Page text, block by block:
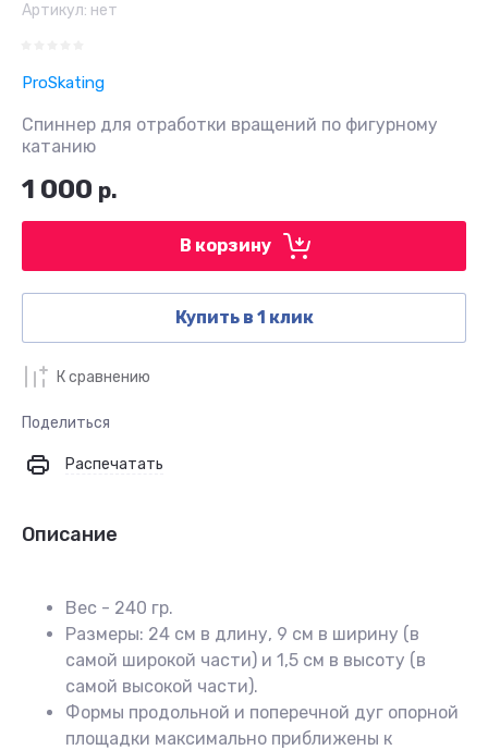
Артикул: нет
ProSkating
Спиннер для отработки вращений по фигурному
катанию
1 000 р.
В корзину
Купить в 1 клик
К сравнению
Поделиться
Распечатать
Описание
Вес - 240 гр.
Размеры: 24 см в длину, 9 см в ширину (в
самой широкой части) и 1,5 см в высоту (в
самой высокой части).
Формы продольной и поперечной дуг опорной
площадки максимально приближены к